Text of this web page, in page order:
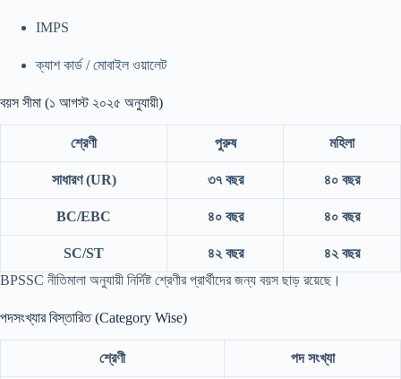
IMPS
ক্যাশ কার্ড / মোবাইল ওয়ালেট
বয়স সীমা (১ আগস্ট ২০২৫ অনুযায়ী)
শ্রেণী পুরুষ মহিলা
সাধারণ (UR) ৩৭ বছর ৪০ বছর
BC/EBC ৪০ বছর ৪০ বছর
SC/ST ৪২ বছর
৪২ বছর
BPSSC নীতিমালা অনুযায়ী নির্দিষ্ট শ্রেণীর প্রার্থীদের জন্য বয়স ছাড় রয়েছে।
পদসংখ্যার বিস্তারিত (Category Wise)
শ্রেণী পদ সংখ্যা